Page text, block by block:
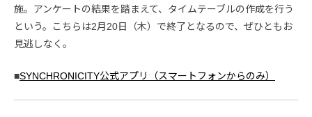
施。アンケートの結果を踏まえて、タイムテーブルの作成を行う
という。こちらは2月20日（木）で終了となるので、ぜひともお
見逃しなく。
■SYNCHRONICITY公式アプリ（スマートフォンからのみ）